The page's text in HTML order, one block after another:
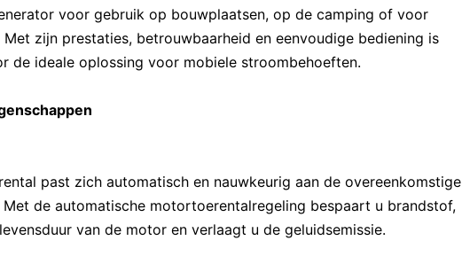
voor gebruik op bouwplaatsen, op de camping of voor
Met zijn prestaties, betrouwbaarheid en eenvoudige bediening is
de ideale oplossing voor mobiele stroombehoeften.
past zich automatisch en nauwkeurig aan de overeenkomstige
Met de automatische motortoerentalregeling bespaart u brandstof,
van de motor en verlaagt u de geluidsemissie.